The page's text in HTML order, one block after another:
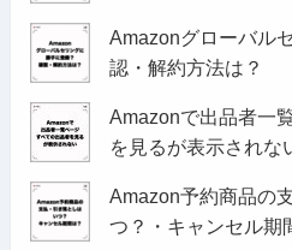
Amazonグローバル
認・解約方法は？
Amazonで出品者一
を見るが表示されな
Amazon予約商品の
つ？・キャンセル期